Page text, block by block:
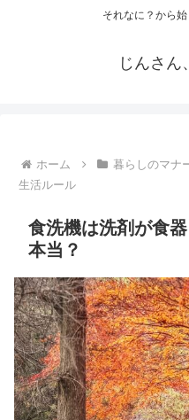
それなに？から
じんさん
ホーム 暮らしのマナ
生活ルール
食洗機は洗剤が食
本当？